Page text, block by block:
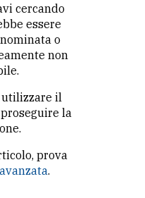
cercando
essere
o
non
il
la
prova
.